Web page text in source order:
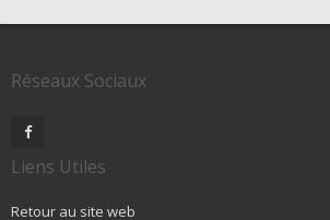
Réseaux Sociaux
Liens Utiles
Retour au site web